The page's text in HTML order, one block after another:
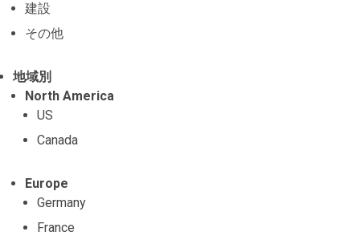
建設
その他
地域別
North America
US
Canada
Europe
Germany
France